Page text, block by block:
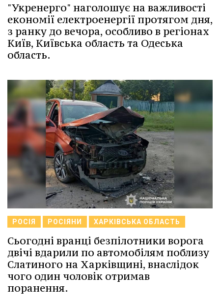
"Укренерго" наголошує на важливості
економії електроенергії протягом дня,
з ранку до вечора, особливо в регіонах
Київ, Київська область та Одеська
область.
РОСІЯ РОСІЯНИ ХАРКІВСЬКА ОБЛАСТЬ
Сьогодні вранці безпілотники ворога
двічі вдарили по автомобілям поблизу
Слатиного на Харківщині, внаслідок
чого один чоловік отримав
поранення.